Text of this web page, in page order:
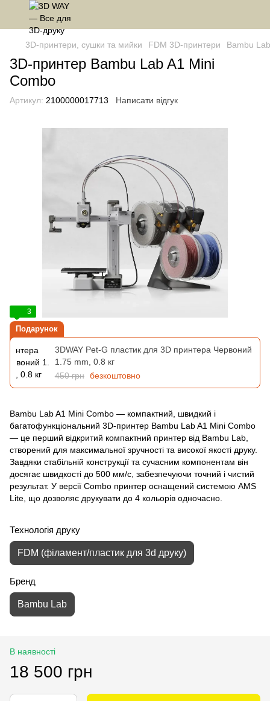
3D-принтери, сушки та мийки FDM 3D-принтери Bambu Lab
3D-принтер Bambu Lab A1 Mini
Combo
Артикул: 2100000017713 Написати відгук
3
Подарунок
3DWAY Pet-G пластик для 3D принтера Червоний
1.75 mm, 0.8 кг
450 грн безкоштовно
Bambu Lab A1 Mini Combo — компактний, швидкий і
багатофункціональний 3D‑принтер Bambu Lab A1 Mini Combo
— це перший відкритий компактний принтер від Bambu Lab,
створений для максимальної зручності та високої якості друку.
Завдяки стабільній конструкції та сучасним компонентам він
досягає швидкості до 500 мм/с, забезпечуючи точний і чистий
результат. У версії Combo принтер оснащений системою AMS
Lite, що дозволяє друкувати до 4 кольорів одночасно.
Технологія друку
FDM (філамент/пластик для 3d друку)
Бренд
Bambu Lab
В наявності
18 500 грн